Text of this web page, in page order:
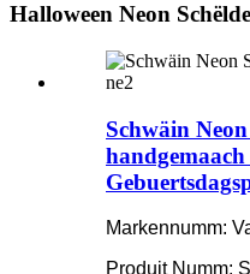
Halloween Neon
Schwäin
Markennumm:
Produit Numm: